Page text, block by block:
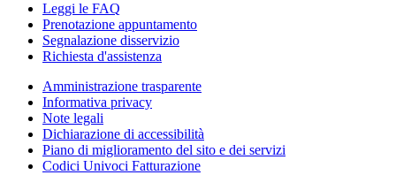
Leggi le FAQ
Prenotazione appuntamento
Segnalazione disservizio
Richiesta d'assistenza
Amministrazione trasparente
Informativa privacy
Note legali
Dichiarazione di accessibilità
Piano di miglioramento del sito e dei servizi
Codici Univoci Fatturazione